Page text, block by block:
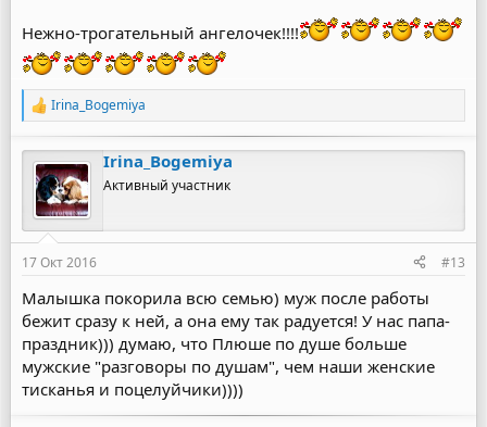
Нежно-трогательный ангелочек!!!!
Р
а
к
ц
и
и
:
Irina_Bogemiya
Irina_Bogemiya
Активный участник
17 Окт 2016 #13
Малышка покорила всю семью) муж после работы
бежит сразу к ней, а она ему так радуется! У нас папа-
праздник))) думаю, что Плюше по душе больше
мужские "разговоры по душам", чем наши женские
тисканья и поцелуйчики))))